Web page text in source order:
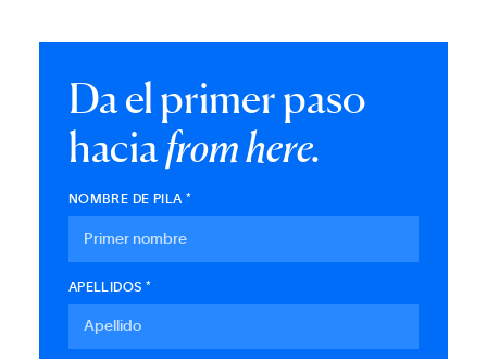
Da el primer paso
haciafrom here.
NOMBRE DE PILA *
APELLIDOS *